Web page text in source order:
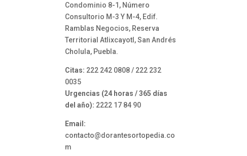
Condominio 8-1, Número
Consultorio M-3 Y M-4, Edif.
Ramblas Negocios, Reserva
Territorial Atlixcayotl, San Andrés
Cholula, Puebla.
Citas: 222 242 0808 / 222 232
0035
Urgencias (24 horas / 365 días
del año): 2222 17 84 90
Email:
contacto@dorantesortopedia.co
m